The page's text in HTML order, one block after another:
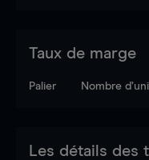
Taux de marge
Palier Nombre
Les détails des